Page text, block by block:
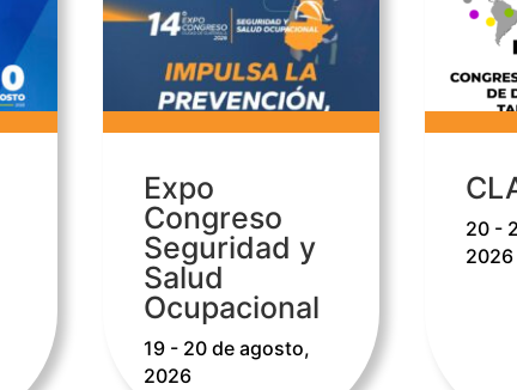
Expo
Congreso
Seguridad y
Salud
Ocupacional
19 - 20 de agosto,
2026
20 -
2026